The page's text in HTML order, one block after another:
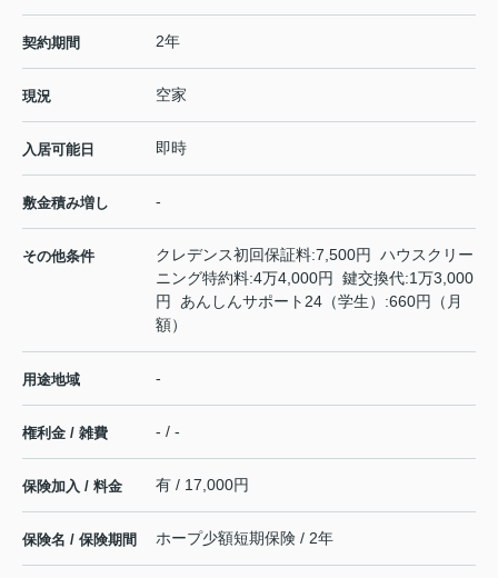
契約期間 2年
現況 空家
入居可能日 即時
敷金積み増し -
その他条件
クレデンス初回保証料:7,500円 ハウスクリー
ニング特約料:4万4,000円 鍵交換代:1万3,000
円 あんしんサポート24（学生）:660円（月
額）
用途地域 -
権利金 / 雑費 - / -
保険加入 / 料金 有 / 17,000円
保険名 / 保険期間 ホープ少額短期保険 / 2年